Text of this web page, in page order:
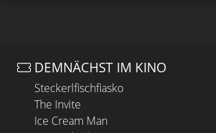
DEMNÄCHST IM KINO
Steckerlfischfiasko
The Invite
Ice Cream Man